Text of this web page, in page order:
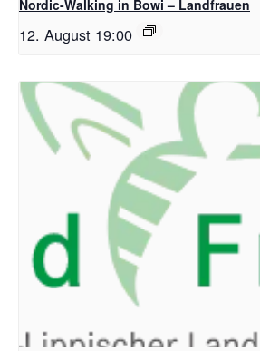
Nordic-Walking in Bowi – Landfrauen
12. August 19:00